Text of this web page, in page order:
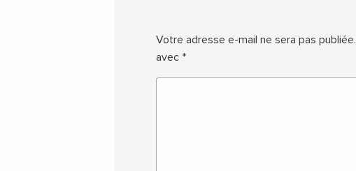
Votre adresse e-mail ne sera pas publiée.
avec *